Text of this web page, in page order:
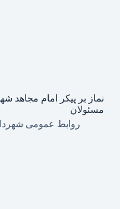
نماز بر پیکر امام مجاهد
مسئولان
روابط عمومی